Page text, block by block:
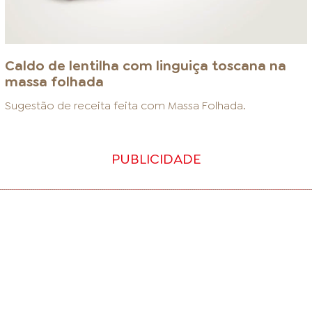
Caldo de lentilha com linguiça toscana na
massa folhada
Sugestão de receita feita com Massa Folhada.
PUBLICIDADE